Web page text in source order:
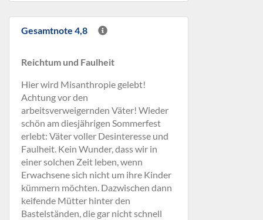
Gesamtnote 4,8
Reichtum und Faulheit
Hier wird Misanthropie gelebt!
Achtung vor den
arbeitsverweigernden Väter! Wieder
schön am diesjährigen Sommerfest
erlebt: Väter voller Desinteresse und
Faulheit. Kein Wunder, dass wir in
einer solchen Zeit leben, wenn
Erwachsene sich nicht um ihre Kinder
kümmern möchten. Dazwischen dann
keifende Mütter hinter den
Bastelständen, die gar nicht schnell